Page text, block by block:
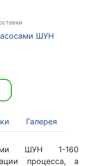
ШУН
Галерея
ШУН 1-160
процесса, а